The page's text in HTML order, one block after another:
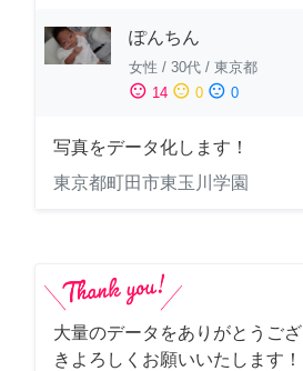
ぽんちん
女性 / 30代 / 東京都
sentiment_satisfied 14 sentiment_neutral 0 sentiment_dissatisfied 0
写真をデータ化します！
東京都町田市東玉川学園
大量のデータをありがとうご
きよろしくお願いいたします！